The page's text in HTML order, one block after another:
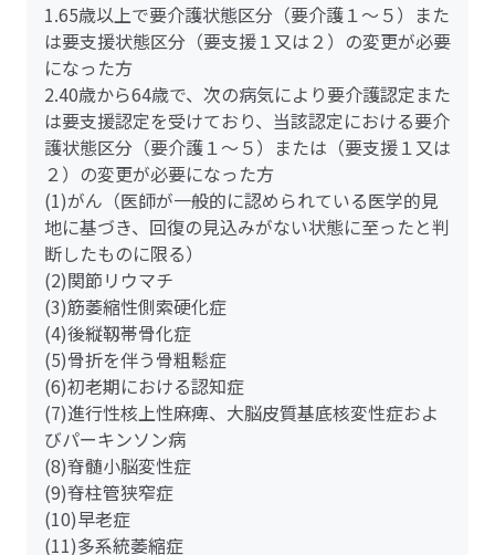
1.65歳以上で要介護状態区分（要介護１～５）また
は要支援状態区分（要支援１又は２）の変更が必要
になった方
2.40歳から64歳で、次の病気により要介護認定また
は要支援認定を受けており、当該認定における要介
護状態区分（要介護１～５）または（要支援１又は
２）の変更が必要になった方
(1)がん（医師が一般的に認められている医学的見
地に基づき、回復の見込みがない状態に至ったと判
断したものに限る）
(2)関節リウマチ
(3)筋萎縮性側索硬化症
(4)後縦靱帯骨化症
(5)骨折を伴う骨粗鬆症
(6)初老期における認知症
(7)進行性核上性麻痺、大脳皮質基底核変性症およ
びパーキンソン病
(8)脊髄小脳変性症
(9)脊柱管狭窄症
(10)早老症
(11)多系統萎縮症